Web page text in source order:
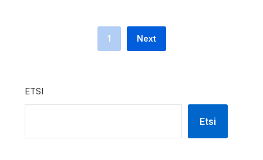
1 Next
ETSI
Etsi